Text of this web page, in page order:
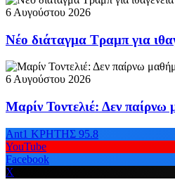
6 Αυγούστου 2026
Νέο διάταγμα Τραμπ για
6 Αυγούστου 2026
Μαρίν Τοντελιέ: Δεν
Ant1 ΚΡΗΤΗΣ 95.8
YouTube
Facebook
X